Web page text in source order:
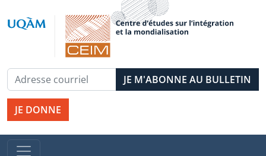
JE DONNE